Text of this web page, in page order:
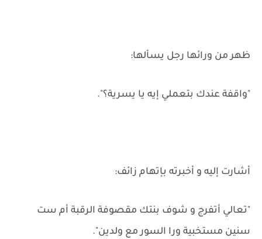
ظهر من ورائها رجل يسألها:
"واقفة عندك بتعملي إيه يا يسرية؟".
أشارت إليه و أخبرته بإتهام زائف:
"تعالي أتفرج و شوف بنتك مقصوفة الرقبة أم ست
سنين مستخبية ورا السور مع ولدين".